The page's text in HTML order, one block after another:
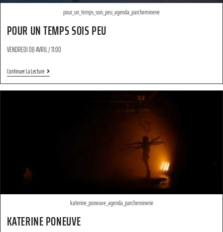
pour_un_temps_sois_peu_agenda_parcheminerie
POUR UN TEMPS SOIS PEU
VENDREDI 08 AVRIL / 11:00
Continuer La Lecture
katerine_poneuve_agenda_parcheminerie
KATERINE PONEUVE